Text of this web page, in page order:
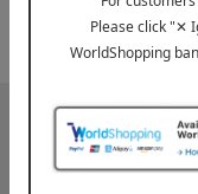
『お届け先のご